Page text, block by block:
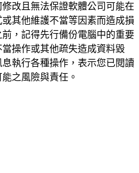
改且無法保證軟體公司可能在
其他維護不當等因素而造成損
，記得先行備份電腦中的重要
操作或其他疏失造成資料毀
執行各種操作，表示您已閱讀
之風險與責任。